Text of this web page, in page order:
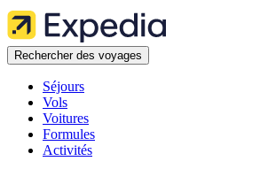
Rechercher des voyages
Séjours
Vols
Voitures
Formules
Activités